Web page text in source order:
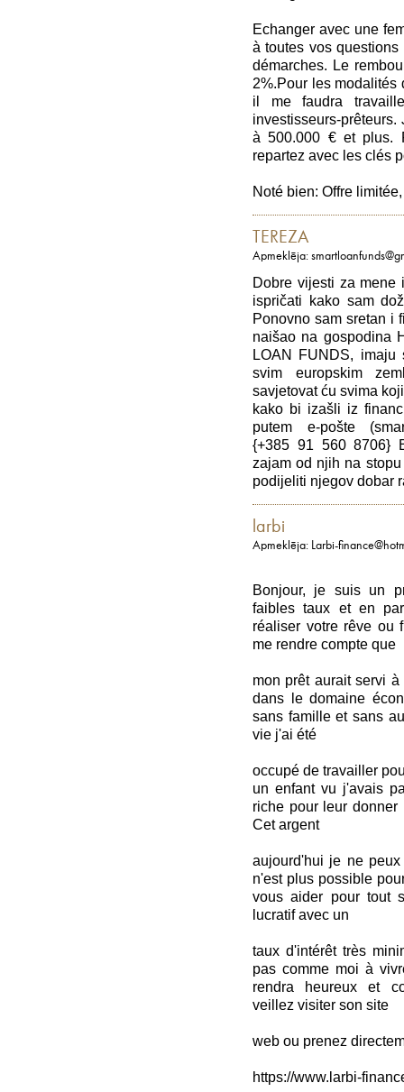
Echanger avec une
à toutes vos
démarches. Le
2%.Pour les modalités
il me faudra
investisseurs-
à 500.000 € et plus.
repartez avec les clés
Noté bien: Offre
TEREZA
Apmeklēja:
Dobre vijesti za mene
ispričati kako sam
Ponovno sam sretan i
naišao na gospodina
LOAN FUNDS,
svim europskim
savjetovat ću svima
kako bi izašli iz
putem e-pošte
{+385 91 560 8706}
zajam od njih na
podijeliti njegov dobar
larbi
Apmeklēja: Larbi-
Bonjour, je suis un
faibles taux et en
réaliser votre rêve ou
me rendre compte que
mon prêt aurait servi
dans le domaine
sans famille et sans
vie j'ai été
occupé de travailler
un enfant vu j'avais
riche pour leur
Cet argent
aujourd'hui je ne
n'est plus possible
vous aider pour tout
lucratif avec un
taux d'intérêt très
pas comme moi à
rendra heureux et
veillez visiter son site
web ou prenez
https://www.larbi-